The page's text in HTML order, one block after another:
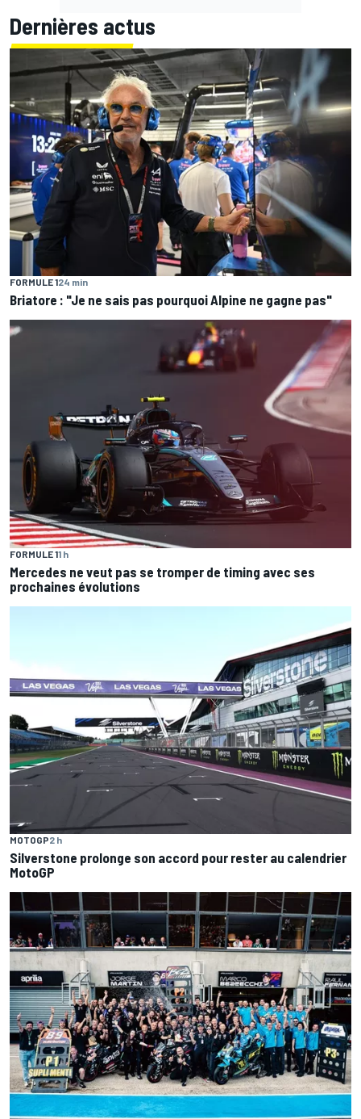
Dernières actus
FORMULE 124 min
Briatore : "Je ne sais pas pourquoi Alpine ne gagne pas"
FORMULE 11 h
Mercedes ne veut pas se tromper de timing avec ses
prochaines évolutions
MOTOGP2 h
Silverstone prolonge son accord pour rester au calendrier
MotoGP